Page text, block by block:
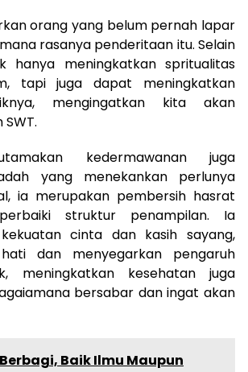
orang yang belum pernah lapar
rasanya penderitaan itu. Selain
hanya meningkatkan spritualitas
tapi juga dapat meningkatkan
mengingatkan kita akan
kedermawanan juga
yang menekankan perlunya
ia merupakan pembersih hasrat
struktur penampilan. Ia
cinta dan kasih sayang,
dan menyegarkan pengaruh
meningkatkan kesehatan juga
bersabar dan ingat akan
Berbagi, Baik Ilmu Maupun